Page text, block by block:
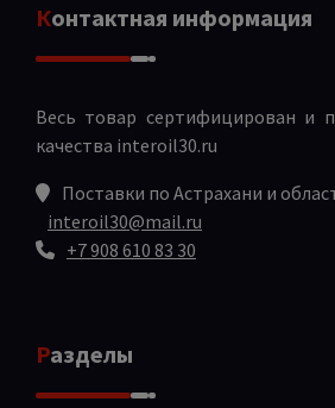
Контактная информация
Весь товар сертифицирован и
качества interoil30.ru
Поставки по Астрахани и
interoil30@mail.ru
+7 908 610 83 30
Разделы